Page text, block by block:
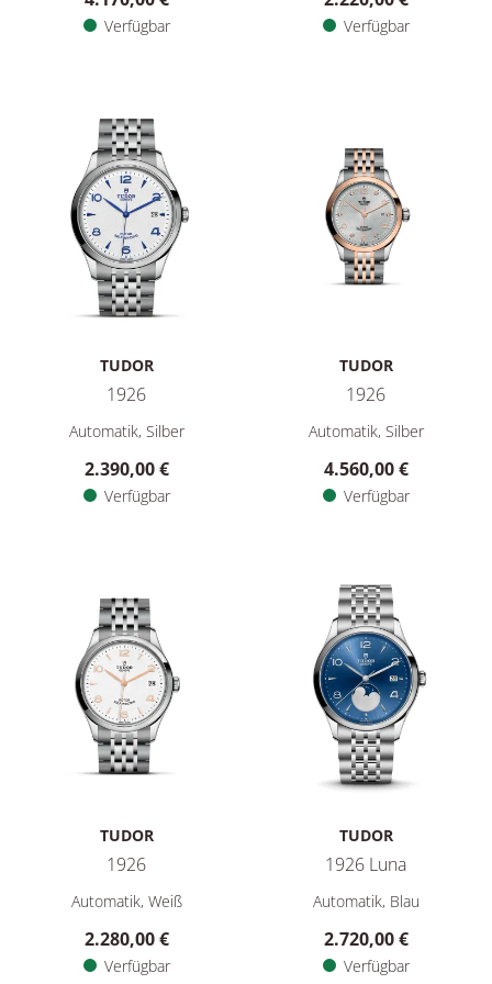
Verfügbar Verfügbar
TUDOR
1926
TUDOR 1926, Ref: M91650-0005, Preis: 2.390,00 €,
Automatik, Silber
2.390,00 €
Verfügbar
TUDOR
1926
TUDOR 1926, Ref: M91351-
Automatik, Silber
4.560,00 €
Verfügbar
TUDOR
1926
TUDOR 1926, Ref: M91450-0011, Preis: 2.280,00 €,
Automatik, Weiß
2.280,00 €
Verfügbar
TUDOR
1926 Luna
TUDOR 1926 Luna, Ref:
Automatik, Blau
2.720,00 €
Verfügbar